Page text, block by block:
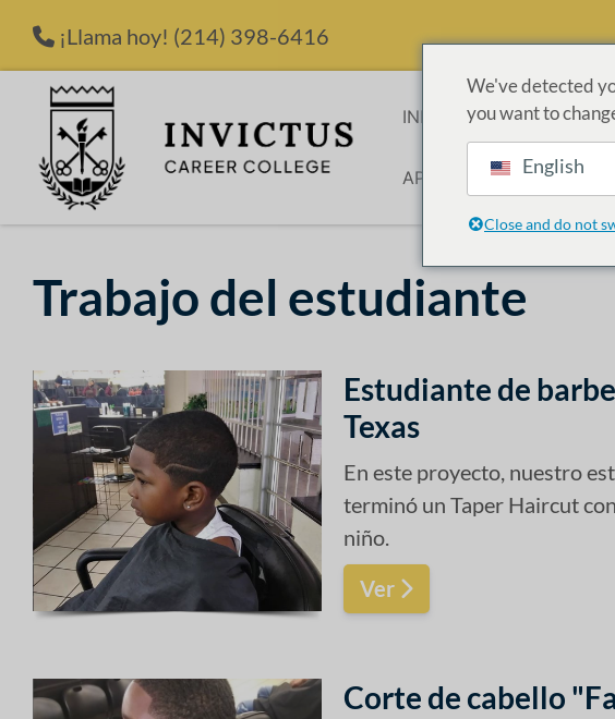
¡Llama hoy! (214) 398-6416
INICIO PROGRAMAS
APLICACIÓN
Trabajo del estudiante
Estudiante de
Texas
En este proyecto, nuestro
terminó un Taper Haircut
niño.
Ver
Corte de cabello
We've detected
you want to
English
Close and do not